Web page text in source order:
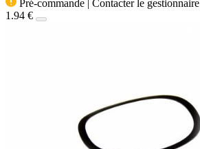
Pré-commande | Contacter le gestionnaire
1.94 €